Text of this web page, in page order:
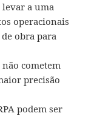
levar a uma
operacionais
obra para
não cometem
precisão
podem ser